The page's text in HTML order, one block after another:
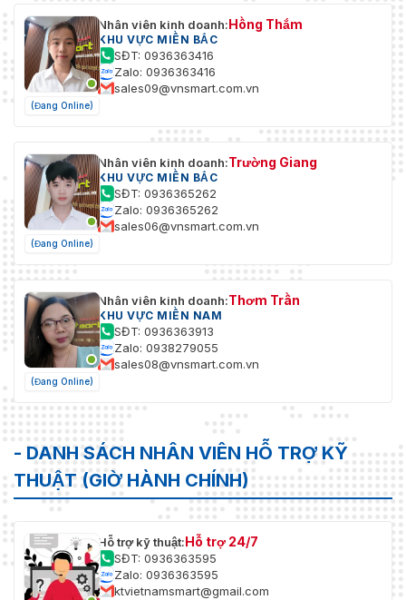
(Đang Online)
Nhân viên kinh doanh:Hồng Thắm
KHU VỰC MIỀN BẮC
SĐT: 0936363416
Zalo: 0936363416
sales09@vnsmart.com.vn
(Đang Online)
Nhân viên kinh doanh:Trường Giang
KHU VỰC MIỀN BẮC
SĐT: 0936365262
Zalo: 0936365262
sales06@vnsmart.com.vn
(Đang Online)
Nhân viên kinh doanh:Thơm Trần
KHU VỰC MIỀN NAM
SĐT: 0936363913
Zalo: 0938279055
sales08@vnsmart.com.vn
- DANH SÁCH NHÂN VIÊN HỖ TRỢ KỸ
THUẬT (GIỜ HÀNH CHÍNH)
Hỗ trợ kỹ thuật:Hỗ trợ 24/7
SĐT: 0936363595
Zalo: 0936363595
ktvietnamsmart@gmail.com